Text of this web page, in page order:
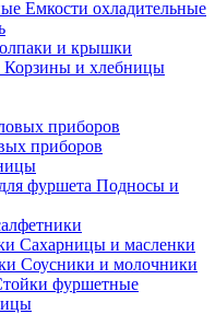
Емкости охладительные
и крышки
Корзины и хлебницы
приборов
Подносы и
Сахарницы и масленки
Соусники и молочники
фуршетные